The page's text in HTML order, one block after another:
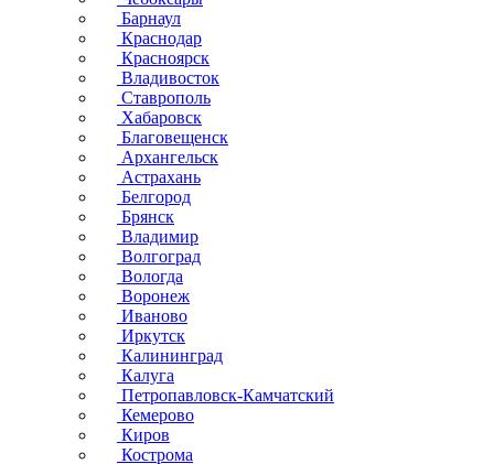
Барнаул
Краснодар
Красноярск
Владивосток
Ставрополь
Хабаровск
Благовещенск
Архангельск
Астрахань
Белгород
Брянск
Владимир
Волгоград
Вологда
Воронеж
Иваново
Иркутск
Калининград
Калуга
Петропавловск-Камчатский
Кемерово
Киров
Кострома